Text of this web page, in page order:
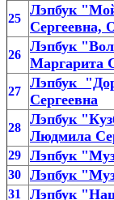
25
Лэпбук
Сергеевна,
26
Лэпбук
Маргарита
27
Лэпбук
Сергеевна
28
Лэпбук
Людмила
29 Лэпбук
30 Лэпбук
31 Лэпбук